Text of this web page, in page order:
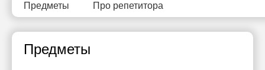
Предметы Про репетитора
Предметы